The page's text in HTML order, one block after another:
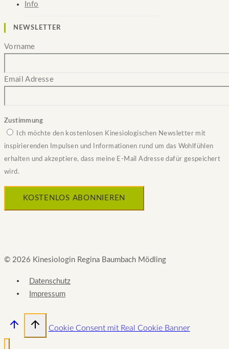
Info
NEWSLETTER
Vorname
Email Adresse
Zustimmung
Ich möchte den kostenlosen Kinesiologischen Newsletter mit
inspirierenden Impulsen und Informationen rund um das Wohlfühlen
erhalten und akzeptiere, dass meine E-Mail Adresse dafür gespeichert
wird.
© 2026 Kinesiologin Regina Baumbach Mödling
Datenschutz
Impressum
Cookie Consent mit Real Cookie Banner